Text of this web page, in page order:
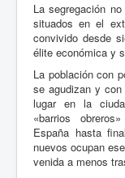
La segregación
situados en el
convivido desde
élite económica y
La población con
se agudizan y
lugar en la
«barrios
España hasta
nuevos ocupan
venida a menos